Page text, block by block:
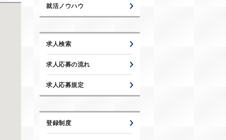
就活ノウハウ
求人検索
求人応募の流れ
求人応募規定
登録制度